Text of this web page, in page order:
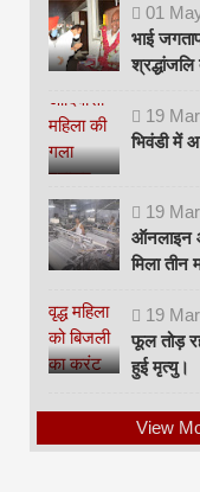
01
भाई
श्रद्धांजलि
19 Mar
भिवंडी में
19 Mar
ऑनलाइन
मिला तीन
19 Mar
फूल तोड़
हुई मृत्यु।
View